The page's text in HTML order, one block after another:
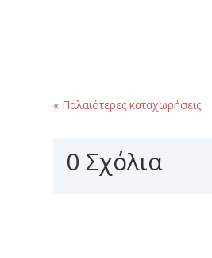
« Παλαιότερες καταχωρήσεις
0 Σχόλια